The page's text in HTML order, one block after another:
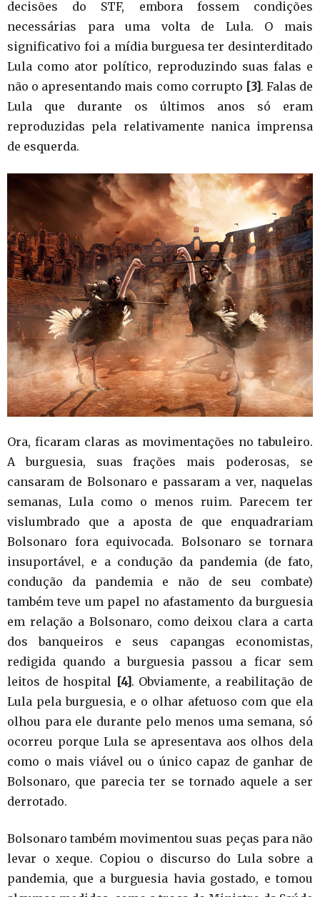
decisões do STF, embora fossem condições
necessárias para uma volta de Lula. O mais
significativo foi a mídia burguesa ter desinterditado
Lula como ator político, reproduzindo suas falas e
não o apresentando mais como corrupto [3] . Falas de
Lula que durante os últimos anos só eram
reproduzidas pela relativamente nanica imprensa
de esquerda.
Ora, ficaram claras as movimentações no tabuleiro.
A burguesia, suas frações mais poderosas, se
cansaram de Bolsonaro e passaram a ver, naquelas
semanas, Lula como o menos ruim. Parecem ter
vislumbrado que a aposta de que enquadrariam
Bolsonaro fora equivocada. Bolsonaro se tornara
insuportável, e a condução da pandemia (de fato,
condução da pandemia e não de seu combate)
também teve um papel no afastamento da burguesia
em relação a Bolsonaro, como deixou clara a carta
dos banqueiros e seus capangas economistas,
redigida quando a burguesia passou a ficar sem
leitos de hospital [4] . Obviamente, a reabilitação de
Lula pela burguesia, e o olhar afetuoso com que ela
olhou para ele durante pelo menos uma semana, só
ocorreu porque Lula se apresentava aos olhos dela
como o mais viável ou o único capaz de ganhar de
Bolsonaro, que parecia ter se tornado aquele a ser
derrotado.
Bolsonaro também movimentou suas peças para não
levar o xeque. Copiou o discurso do Lula sobre a
pandemia, que a burguesia havia gostado, e tomou